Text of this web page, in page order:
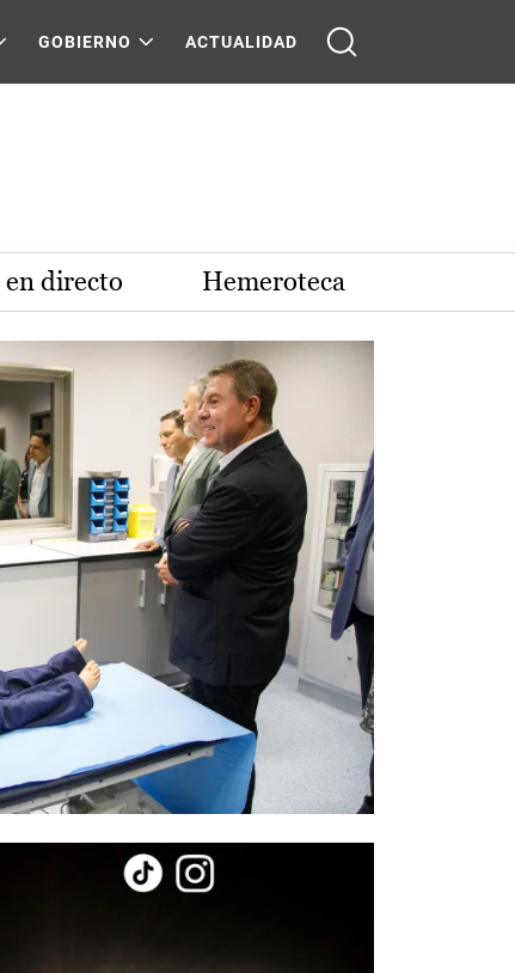
GOBIERNO ACTUALIDAD
en directo Hemeroteca